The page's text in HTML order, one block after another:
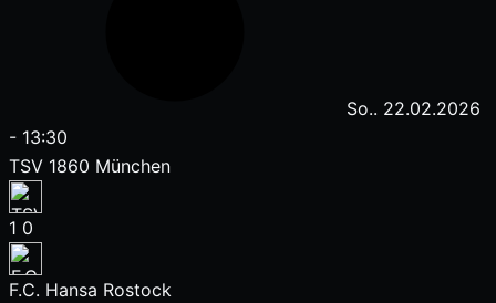
So.. 22.02.2026
- 13:30
TSV 1860 München
1 0
F.C. Hansa Rostock